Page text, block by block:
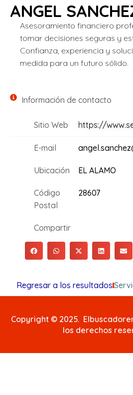
ANGEL
Asesoramiento financiero
tomar decisiones seguras y
Confianza, experiencia y
medida para un futuro sólido.
Información de contacto
Sitio Web https://
E-mail
Ubicación EL ALAMO
Código
Postal
28607
Compartir
Regresar a los resultados
Copyright © 2025.
los derechos